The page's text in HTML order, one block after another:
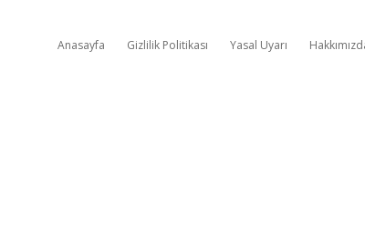
Anasayfa Gizlilik Politikası Yasal Uyarı